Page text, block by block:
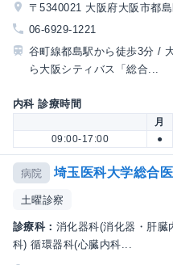
〒5340021 大阪府大阪市都
06-6929-1221
谷町線都島駅から徒歩3分 /
ら大阪シティバス「総合...
内科 診療時間
月
09:00-17:00
●
病院 埼玉医科大学総合
土曜診察
診療科： 消化器科(消化器・肝臓
科) 循環器科(心臓内科...